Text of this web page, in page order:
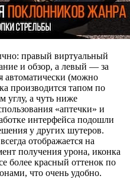
правый виртуальный
и обзор, а левый — за
автоматически (можно
производится тапом по
углу, а чуть ниже
«аптечки» и
интерфейса подошли
у других шутеров.
отображается на
получения урона, иконка
более красный оттенок по
что очень удобно.